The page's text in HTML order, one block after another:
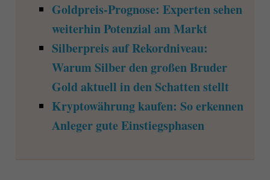
Goldpreis-Prognose: Experten sehen
weiterhin Potenzial am Markt
Silberpreis auf Rekordniveau:
Warum Silber den großen Bruder
Gold aktuell in den Schatten stellt
Kryptowährung kaufen: So erkennen
Anleger gute Einstiegsphasen